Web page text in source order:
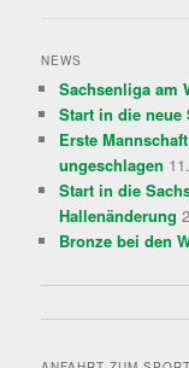
NEWS
Sachsenliga am
Start in die neue
Erste
ungeschlagen
Start in die
Hallenänderung
Bronze bei den